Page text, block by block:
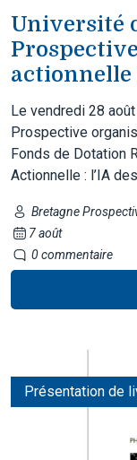
Université
actionnelle
Le vendredi 28
Prospective
Fonds de Dotation
Actionnelle : l’IA
Bretagne
7 août
0 commentaire
Présentation de